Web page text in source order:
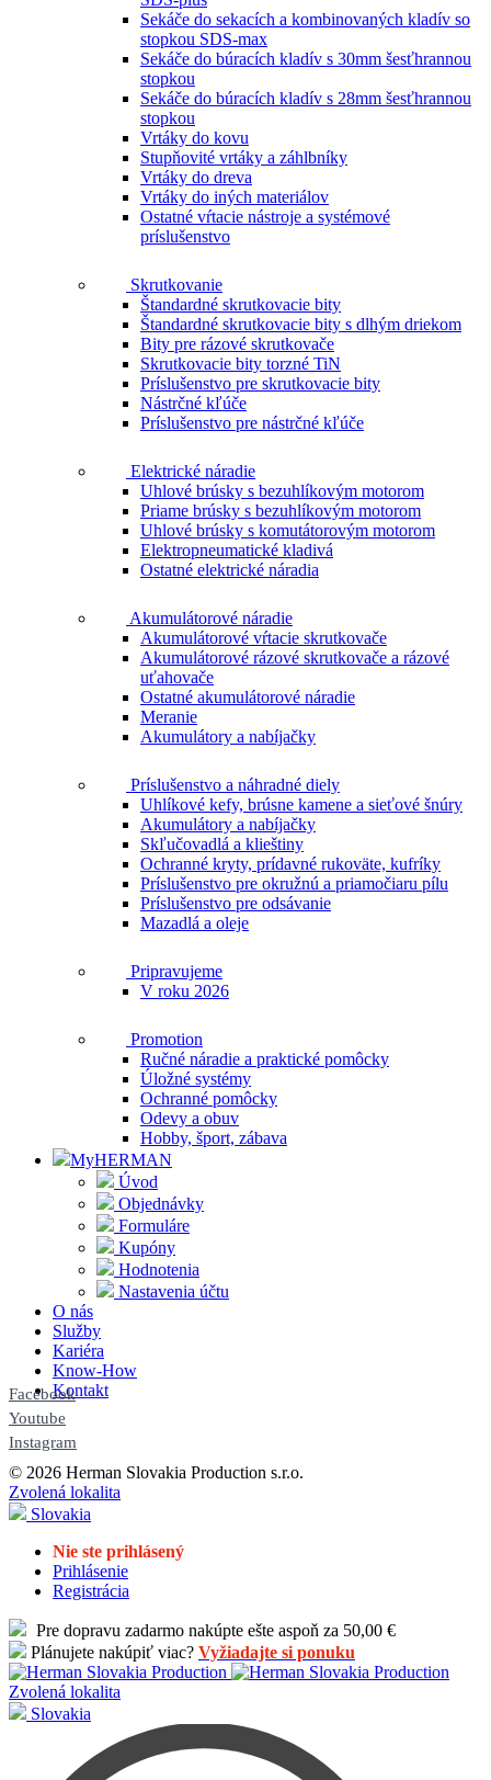
Sekáče do sekacích a kombinovaných kladív so
stopkou SDS-max
Sekáče do búracích kladív s 30mm šesťhrannou
stopkou
Sekáče do búracích kladív s 28mm šesťhrannou
stopkou
Vrtáky do kovu
Stupňovité vrtáky a záhlbníky
Vrtáky do dreva
Vrtáky do iných materiálov
Ostatné vŕtacie nástroje a systémové
príslušenstvo
Skrutkovanie
Štandardné skrutkovacie bity
Štandardné skrutkovacie bity s dlhým driekom
Bity pre rázové skrutkovače
Skrutkovacie bity torzné TiN
Príslušenstvo pre skrutkovacie bity
Nástrčné kľúče
Príslušenstvo pre nástrčné kľúče
Elektrické náradie
Uhlové brúsky s bezuhlíkovým motorom
Priame brúsky s bezuhlíkovým motorom
Uhlové brúsky s komutátorovým motorom
Elektropneumatické kladivá
Ostatné elektrické náradia
Akumulátorové náradie
Akumulátorové vŕtacie skrutkovače
Akumulátorové rázové skrutkovače a rázové
uťahovače
Ostatné akumulátorové náradie
Meranie
Akumulátory a nabíjačky
Príslušenstvo a náhradné diely
Uhlíkové kefy, brúsne kamene a sieťové šnúry
Akumulátory a nabíjačky
Skľučovadlá a klieštiny
Ochranné kryty, prídavné rukoväte, kufríky
Príslušenstvo pre okružnú a priamočiaru pílu
Príslušenstvo pre odsávanie
Mazadlá a oleje
Pripravujeme
V roku 2026
Promotion
Ručné náradie a praktické pomôcky
Úložné systémy
Ochranné pomôcky
Odevy a obuv
Hobby, šport, zábava
MyHERMAN
Úvod
Objednávky
Formuláre
Kupóny
Hodnotenia
Nastavenia účtu
O nás
Služby
Kariéra
Know-How
Kontakt
Facebook
Youtube
Instagram
© 2026 Herman Slovakia Production s.r.o.
Zvolená lokalita
Slovakia
Nie ste prihlásený
Prihlásenie
Registrácia
Pre dopravu zadarmo nakúpte ešte aspoň za 50,00 €
Plánujete nakúpiť viac? Vyžiadajte si ponuku
Zvolená lokalita
Slovakia